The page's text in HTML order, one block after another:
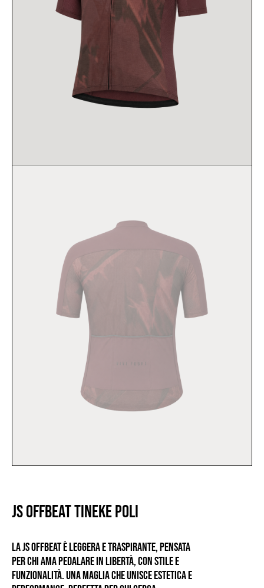
JS OFFBEAT TINEKE POLI
LaJS OFFBEATè leggera e traspirante, pensata
per chi ama pedalare in libertà, con stile e
funzionalità. Una maglia che unisce estetica e